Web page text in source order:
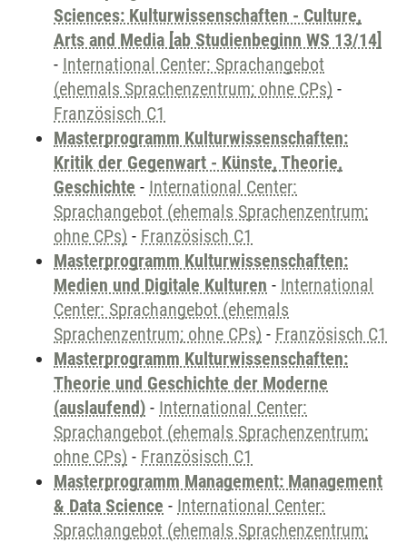
Sciences: Kulturwissenschaften - Culture,
Arts and Media [ab Studienbeginn WS 13/14]
- International Center: Sprachangebot
(ehemals Sprachenzentrum; ohne CPs) -
Französisch C1
Masterprogramm Kulturwissenschaften:
Kritik der Gegenwart - Künste, Theorie,
Geschichte - International Center:
Sprachangebot (ehemals Sprachenzentrum;
ohne CPs) - Französisch C1
Masterprogramm Kulturwissenschaften:
Medien und Digitale Kulturen - International
Center: Sprachangebot (ehemals
Sprachenzentrum; ohne CPs) - Französisch C1
Masterprogramm Kulturwissenschaften:
Theorie und Geschichte der Moderne
(auslaufend) - International Center:
Sprachangebot (ehemals Sprachenzentrum;
ohne CPs) - Französisch C1
Masterprogramm Management: Management
& Data Science - International Center:
Sprachangebot (ehemals Sprachenzentrum;